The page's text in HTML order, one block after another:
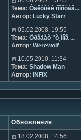
Тема: Òåêóùèé ñîñòàâ...
Автор: Lucky Starr
05.02.2008, 19:55
Тема: Ôðåãàò "ò¸ìíîå ...
Автор: Werewolf
10.05.2010, 11:34
Тема: Shadow Man
Автор:
INFIX
Обновления
18.02.2008, 14:56